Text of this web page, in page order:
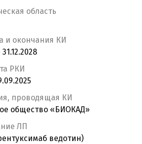
область
и окончания КИ
РКИ
проводящая КИ
общество «БИОКАД»
ЛП
ведотин)